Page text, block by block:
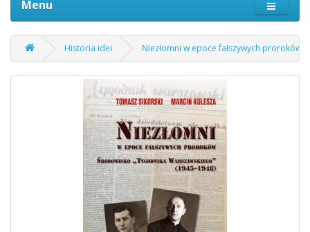
Menu
Historia idei Niezłomni w epoce fałszywych proroków